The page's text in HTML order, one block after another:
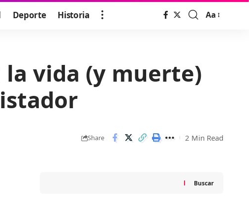
Deporte Historia
Font
Aa
la vida (y muerte)
Share 2 Min Read
Buscar